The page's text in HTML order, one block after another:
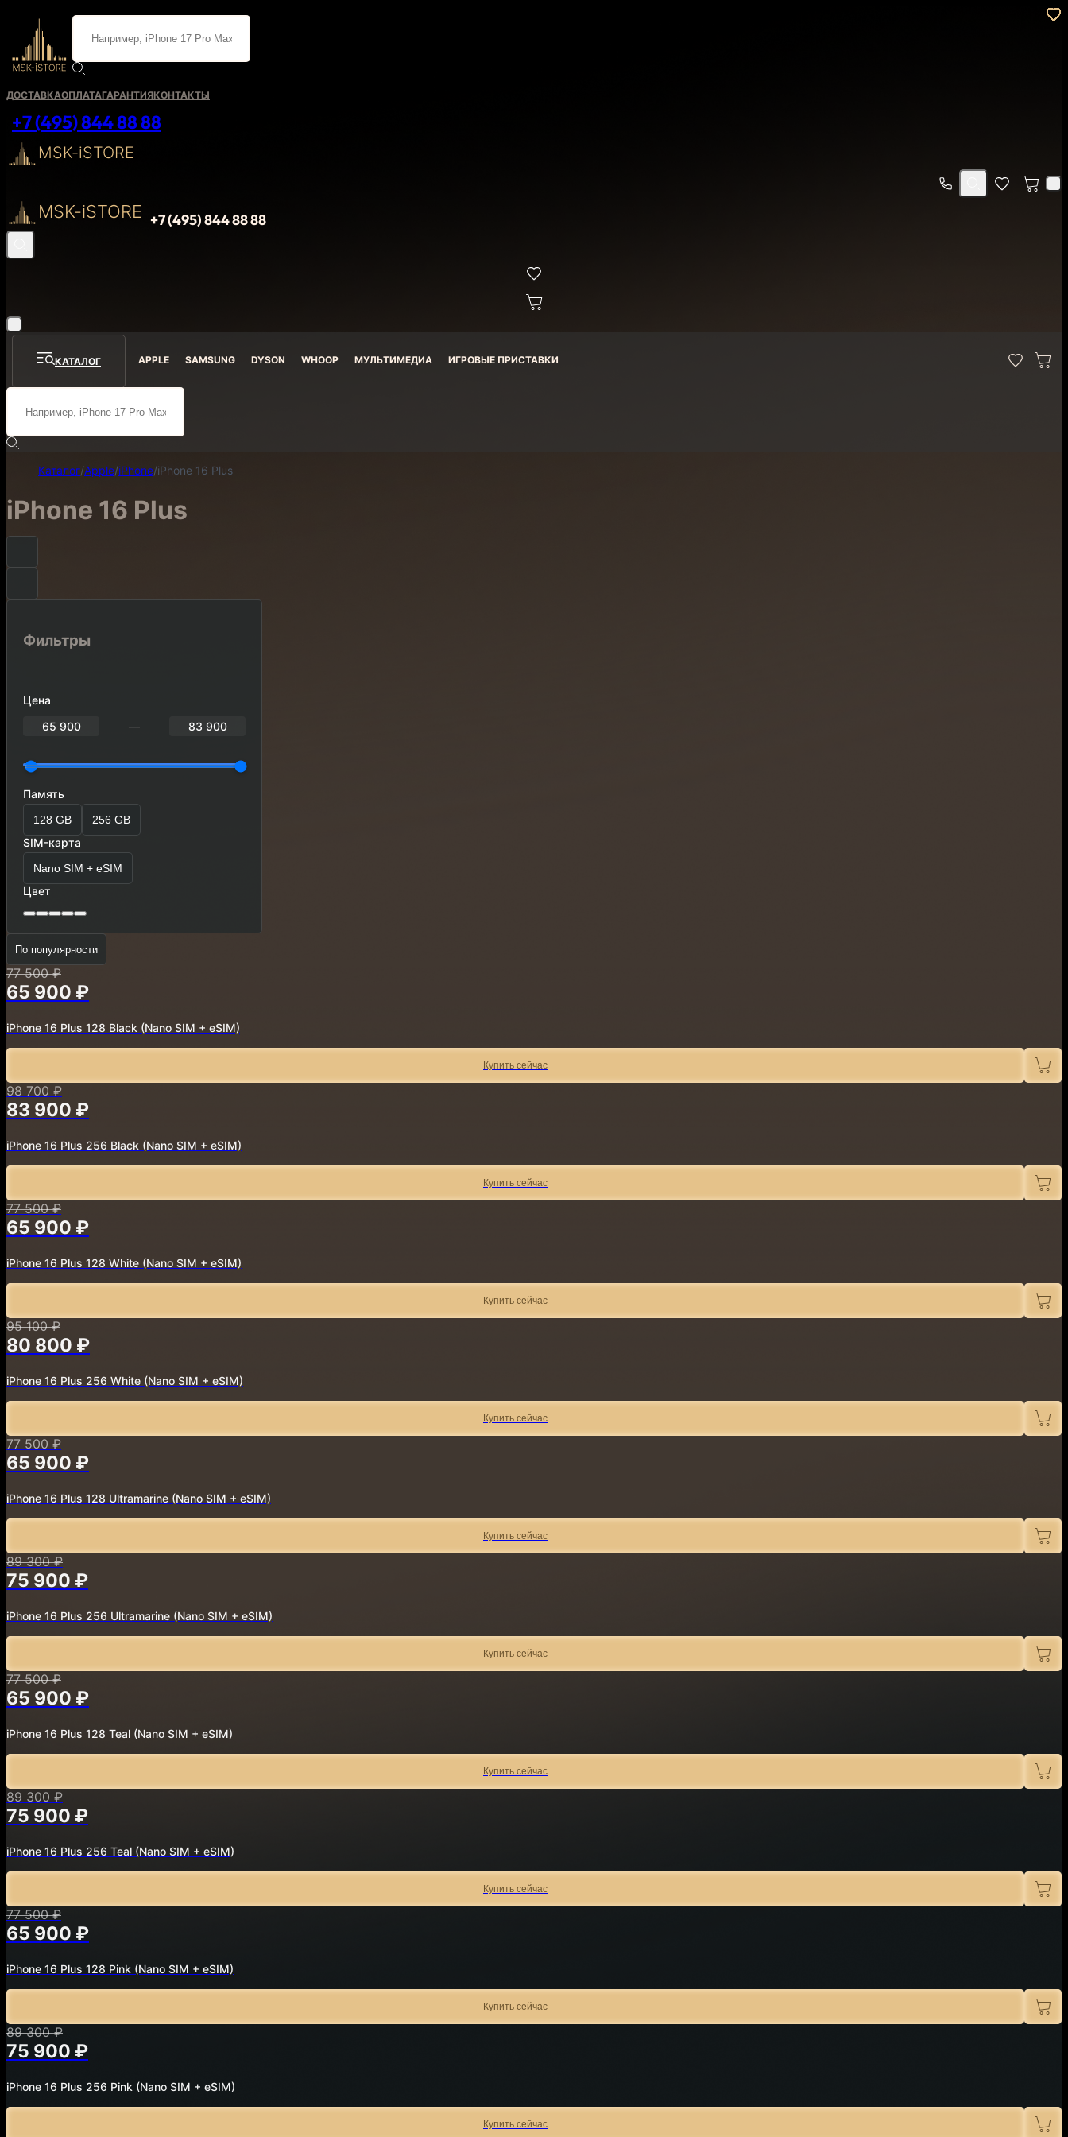
ДОСТАВКАОПЛАТАГАРАНТИЯКОНТАКТЫ
+7 (495) 844 88 88
MSK-iSTORE
MSK-iSTORE +7 (495) 844 88 88
КАТАЛОГ APPLE SAMSUNG DYSON WHOOP МУЛЬТИМЕДИА ИГРОВЫЕ ПРИСТАВКИ
Каталог/Apple/iPhone/iPhone 16 Plus
iPhone 16 Plus
Фильтры
Цена
65 900
— 83 900
Память
128 GB 256 GB
SIM-карта
Nano SIM + eSIM
Цвет
По популярности
77 500 ₽
65 900 ₽
iPhone 16 Plus 128 Black (Nano SIM + eSIM)
Купить сейчас
98 700 ₽
83 900 ₽
iPhone 16 Plus 256 Black (Nano SIM + eSIM)
Купить сейчас
77 500 ₽
65 900 ₽
iPhone 16 Plus 128 White (Nano SIM + eSIM)
Купить сейчас
95 100 ₽
80 800 ₽
iPhone 16 Plus 256 White (Nano SIM + eSIM)
Купить сейчас
77 500 ₽
65 900 ₽
iPhone 16 Plus 128 Ultramarine (Nano SIM + eSIM)
Купить сейчас
89 300 ₽
75 900 ₽
iPhone 16 Plus 256 Ultramarine (Nano SIM + eSIM)
Купить сейчас
77 500 ₽
65 900 ₽
iPhone 16 Plus 128 Teal (Nano SIM + eSIM)
Купить сейчас
89 300 ₽
75 900 ₽
iPhone 16 Plus 256 Teal (Nano SIM + eSIM)
Купить сейчас
77 500 ₽
65 900 ₽
iPhone 16 Plus 128 Pink (Nano SIM + eSIM)
Купить сейчас
89 300 ₽
75 900 ₽
iPhone 16 Plus 256 Pink (Nano SIM + eSIM)
Купить сейчас